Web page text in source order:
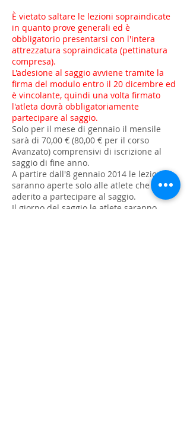
È vietato saltare le lezioni sopraindicate
in quanto prove generali ed è
obbligatorio presentarsi con l'intera
attrezzatura sopraindicata (pettinatura
compresa).
L'adesione al saggio avviene tramite la
firma del modulo entro il 20 dicembre ed
è vincolante, quindi una volta firmato
l'atleta dovrà obbligatoriamente
partecipare al saggio.
Solo per il mese di gennaio il mensile
sarà di 70,00 € (80,00 € per il corso
Avanzato) comprensivi di iscrizione al
saggio di fine anno.
A partire dall'8 gennaio 2014 le lezioni
saranno aperte solo alle atlete che hanno
aderito a partecipare al saggio.
Il giorno del saggio le atlete saranno